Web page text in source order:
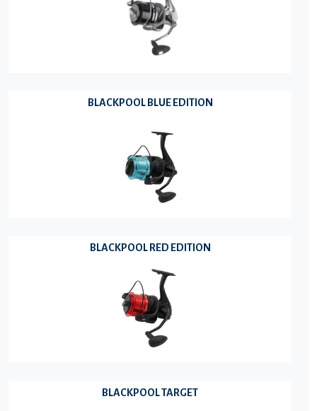
BLACKPOOL BLUE EDITION
BLACKPOOL RED EDITION
BLACKPOOL TARGET